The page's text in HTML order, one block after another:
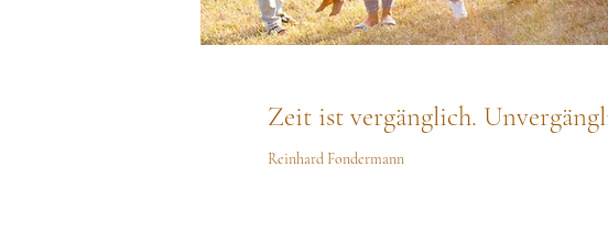
Zeit ist vergänglich.
Reinhard Fondermann